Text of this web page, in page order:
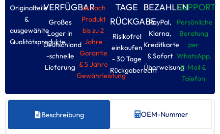
Originalteile
&
ausgewählte
Qualitätsprodukte
VERFÜGBAR
Großes
Loger in
Deutschland
-schnelle
Lieferung
Je nach
Produkt
bis zu 2
Jahre
Garantie
& 5 Jahre
Gewährleistung
TAGE
RÜCKGABE
Risikofrel
einkoufen
- 30 Tage
Rückgaberecht
BEZAHLEN
PayPal,
Klarna,
Kreditkarte
& Sofort
Überweisung
SUPPORT
Persönliche
Beratung
per
WhatsApp,
E-Moil &
Tolefon
Beschreibung OEM-Nummer